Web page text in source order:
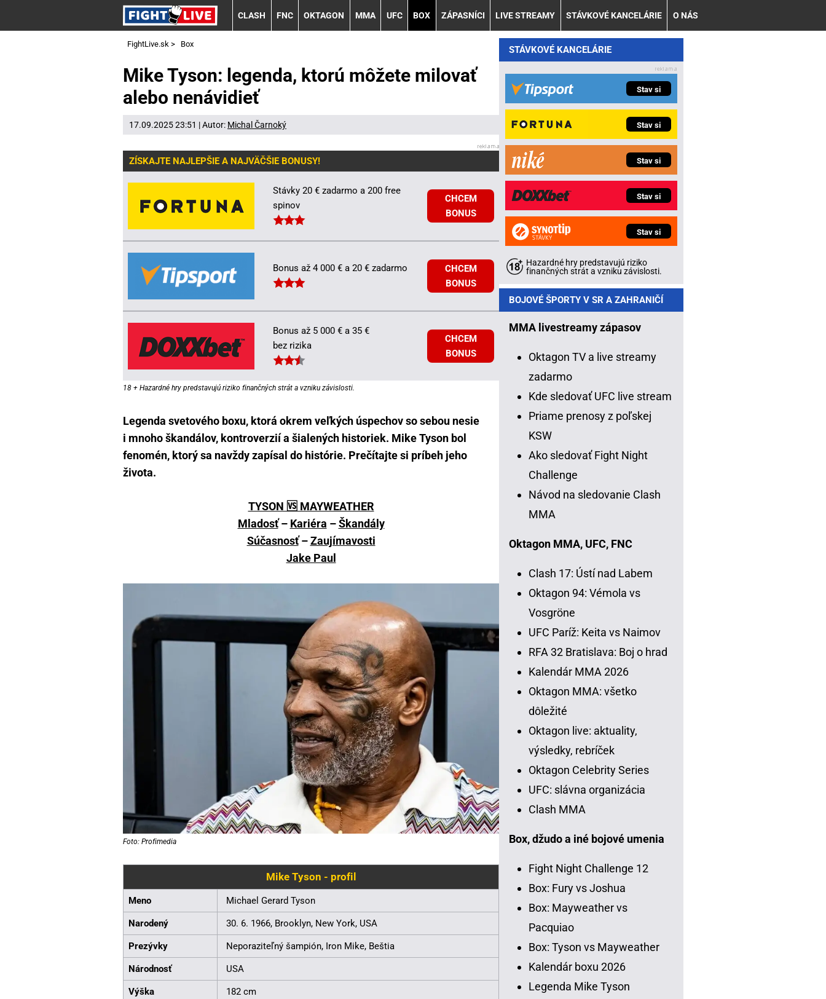
CLASH FNC OKTAGON MMA UFC BOX ZÁPASNÍCI LIVE STREAMY STÁVKOVÉ KANCELÁRIE O NÁS
FightLive.sk > Box
Mike Tyson: legenda, ktorú môžete milovať
alebo nenávidieť
17.09.2025 23:51 | Autor: Michal Čarnoký
ZÍSKAJTE NAJLEPŠIE A NAJVÄČŠIE BONUSY!
Stávky 20 € zadarmo a 200 free
spinov
CHCEM
BONUS
Bonus až 4 000 € a 20 € zadarmo
CHCEM
BONUS
Bonus až 5 000 € a 35 €
bez rizika
CHCEM
BONUS
18 + Hazardné hry predstavujú riziko finančných strát a vzniku závislosti.
Legenda svetového boxu, ktorá okrem veľkých úspechov so sebou nesie
i mnoho škandálov, kontroverzií a šialených historiek. Mike Tyson bol
fenomén, ktorý sa navždy zapísal do histórie. Prečítajte si príbeh jeho
života.
TYSON 🆚 MAYWEATHER
Mladosť– Kariéra –Škandály
Súčasnosť–Zaujímavosti
Jake Paul
Foto: Profimedia
Mike Tyson - profil
Meno Michael Gerard Tyson
Narodený 30. 6. 1966, Brooklyn, New York, USA
Prezývky Neporaziteľný šampión, Iron Mike, Beštia
Národnosť USA
Výška 182 cm
STÁVKOVÉ KANCELÁRIE
Stav si
Stav si
Stav si
Stav si
Stav si
Hazardné hry predstavujú riziko
finančných strát a vzniku závislosti.
BOJOVÉ ŠPORTY V SR A ZAHRANIČÍ
MMA livestreamy zápasov
Oktagon TV a live streamy
zadarmo
Kde sledovať UFC live stream
Priame prenosy z poľskej
KSW
Ako sledovať Fight Night
Challenge
Návod na sledovanie Clash
MMA
Oktagon MMA, UFC, FNC
Clash 17: Ústí nad Labem
Oktagon 94: Vémola vs
Vosgröne
UFC Paríž: Keita vs Naimov
RFA 32 Bratislava: Boj o hrad
Kalendár MMA 2026
Oktagon MMA: všetko
dôležité
Oktagon live: aktuality,
výsledky, rebríček
Oktagon Celebrity Series
UFC: slávna organizácia
Clash MMA
Box, džudo a iné bojové umenia
Fight Night Challenge 12
Box: Fury vs Joshua
Box: Mayweather vs
Pacquiao
Box: Tyson vs Mayweather
Kalendár boxu 2026
Legenda Mike Tyson